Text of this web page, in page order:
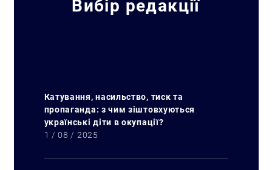
Вибір редакції
Катування, насильство, тиск та
пропаганда: з чим зіштовхуються
українські діти в окупації?
1 / 08 / 2025